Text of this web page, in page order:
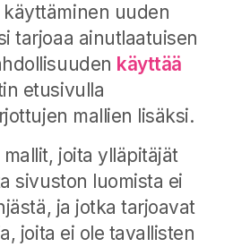
uuden
tarjoaa ainutlaatuisen
käyttää
etusivulla
mallien lisäksi.
joita ylläpitäjät
sivuston luomista ei
ja jotka tarjoavat
joita ei ole tavallisten